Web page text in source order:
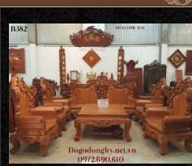
| Đồ Gỗ Phú Hải GN183